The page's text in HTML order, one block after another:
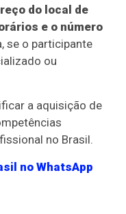
do local de
e o número
se o participante
ou
a aquisição de
no Brasil.
no WhatsApp